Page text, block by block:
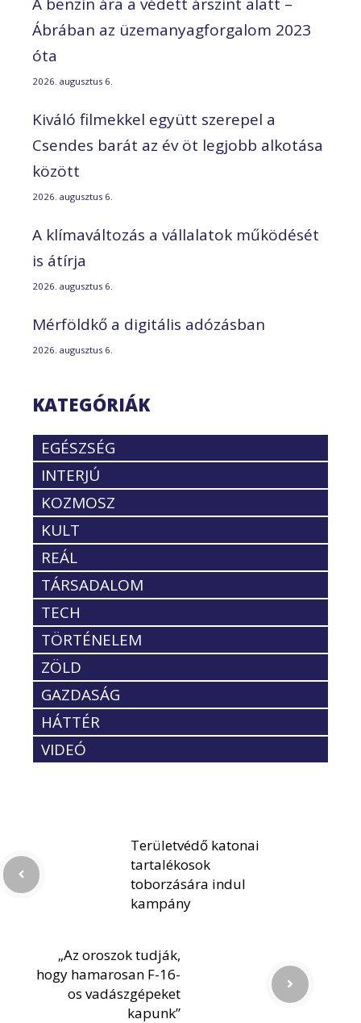
Ábrában az üzemanyagforgalom 2023
óta
2026. augusztus 6.
Kiváló filmekkel együtt szerepel a
Csendes barát az év öt legjobb alkotása
között
2026. augusztus 6.
A klímaváltozás a vállalatok működését
is átírja
2026. augusztus 6.
Mérföldkő a digitális adózásban
2026. augusztus 6.
KATEGÓRIÁK
EGÉSZSÉG
INTERJÚ
KOZMOSZ
KULT
REÁL
TÁRSADALOM
TECH
TÖRTÉNELEM
ZÖLD
GAZDASÁG
HÁTTÉR
VIDEÓ
Területvédő katonai
tartalékosok
toborzására indul
kampány
„Az oroszok tudják,
hogy hamarosan F-16-
os vadászgépeket
kapunk”